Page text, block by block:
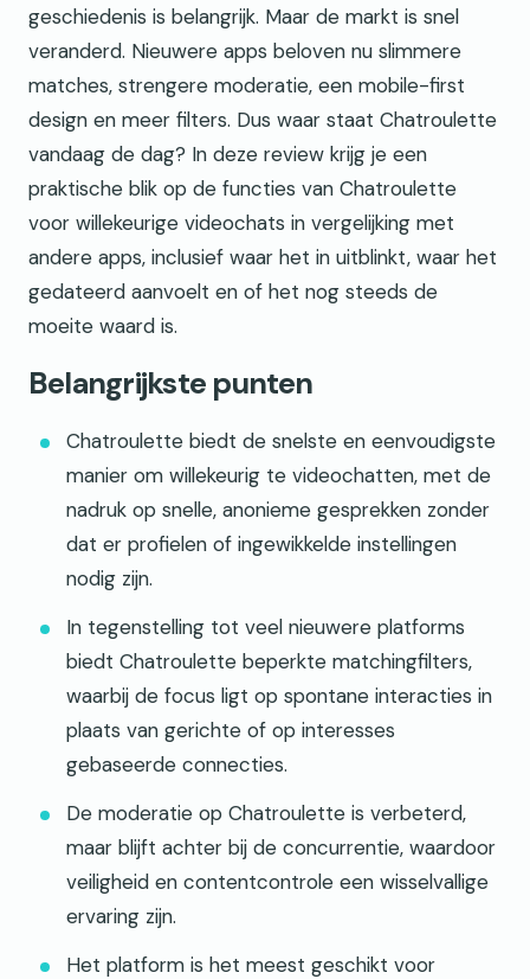
geschiedenis is belangrijk. Maar de markt is snel
veranderd. Nieuwere apps beloven nu slimmere
matches, strengere moderatie, een mobile-first
design en meer filters. Dus waar staat Chatroulette
vandaag de dag? In deze review krijg je een
praktische blik op de functies van Chatroulette
voor willekeurige videochats in vergelijking met
andere apps, inclusief waar het in uitblinkt, waar het
gedateerd aanvoelt en of het nog steeds de
moeite waard is.
Belangrijkste punten
Chatroulette biedt de snelste en eenvoudigste
manier om willekeurig te videochatten, met de
nadruk op snelle, anonieme gesprekken zonder
dat er profielen of ingewikkelde instellingen
nodig zijn.
In tegenstelling tot veel nieuwere platforms
biedt Chatroulette beperkte matchingfilters,
waarbij de focus ligt op spontane interacties in
plaats van gerichte of op interesses
gebaseerde connecties.
De moderatie op Chatroulette is verbeterd,
maar blijft achter bij de concurrentie, waardoor
veiligheid en contentcontrole een wisselvallige
ervaring zijn.
Het platform is het meest geschikt voor